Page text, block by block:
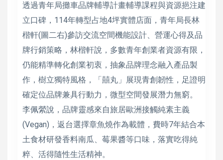
透過青年局攤車品牌輔導計畫輔導課程與資源挹注建
立口碑，114年轉型占地4坪實體店面，青年局長林
楷軒(圖二右)參訪交流空間機能設計、營運心得及品
牌行銷策略，林楷軒說，多數青年創業者資源有限，
仍能精準轉化創業初衷，抽象品牌理念融入產品製
作，樹立獨特風格，「囍丸」展現青創韌性，足證明
確定位品牌兼具行動力，微型空間發展潛力無窮。
李佩縈說，品牌靈感來自旅居歐洲接觸純素主義
(Vegan)，返台選擇章魚燒作為載體，費時7年結合本
土食材研發香料南瓜、莓果醬等口味，落實吃得純
粹、活得隨性生活精神。